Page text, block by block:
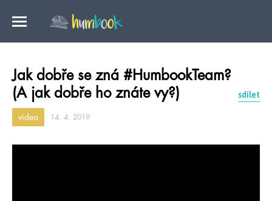
Jak dobře se zná #HumbookTeam?
(A jak dobře ho znáte vy?)
sdílet
videa 14. 4. 2019